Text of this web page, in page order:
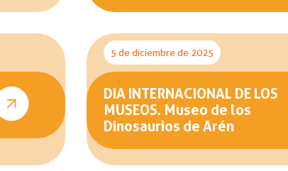
5 de diciembre de 2025
DIA INTERNACIONAL DE LOS
MUSEOS. Museo de los
Dinosaurios de Arén